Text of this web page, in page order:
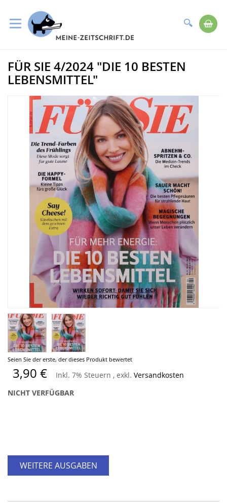
Suche
zum
Inhalt
Seien Sie der erste, der dieses Produkt bewertet
3,90 € Inkl. 7% Steuern , exkl. Versandkosten
NICHT VERFÜGBAR
WEITERE AUSGABEN
Zum
Ende
der
Bildergalerie
FÜR SIE 4/2024 "DIE 10 BESTEN
LEBENSMITTEL"
Zum
Anfang
der
Bildergalerie
springen